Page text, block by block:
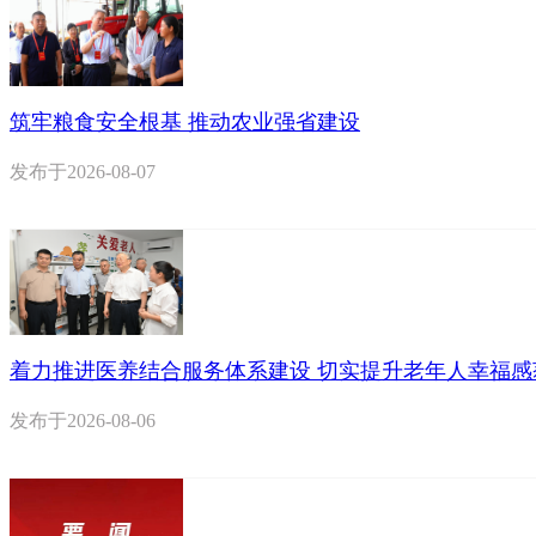
筑牢粮食安全根基 推动农业强省建设
发布于2026-08-07
着力推进医养结合服务体系建设 切实提升老年人幸福
发布于2026-08-06